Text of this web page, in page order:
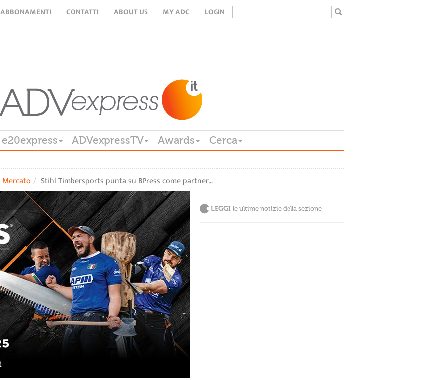
ABBONAMENTI CONTATTI ABOUT US MY ADC LOGIN
e20express ADVexpressTV Awards Cerca
Mercato Stihl Timbersports punta su BPress come partner…
LEGGI le ultime notizie della sezione